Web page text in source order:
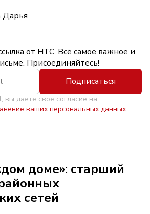
Дарья
от НТС. Всё самое важное и
Присоединяйтесь!
Подписаться
вы даете свое согласие на
ваших персональных данных
доме»: старший
сетей